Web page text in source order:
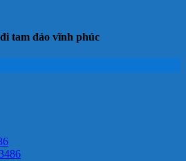
tam đảo vĩnh phúc